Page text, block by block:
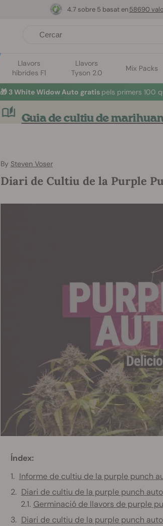
Llavors
híbrides F1
Llavors
Tyson 2.0
Mix Packs
4.7 sobre 5 basat en 58690
🎁 3 White Widow Auto gratis pels primers 100
Guia de cultiu de
By Steven Voser
Diari de Cultiu de la Purple
Índex:
Informe de cultiu de la purple punch
Diari de cultiu de la purple punch
Germinació de llavors de purple
Diari de cultiu de la purple punch